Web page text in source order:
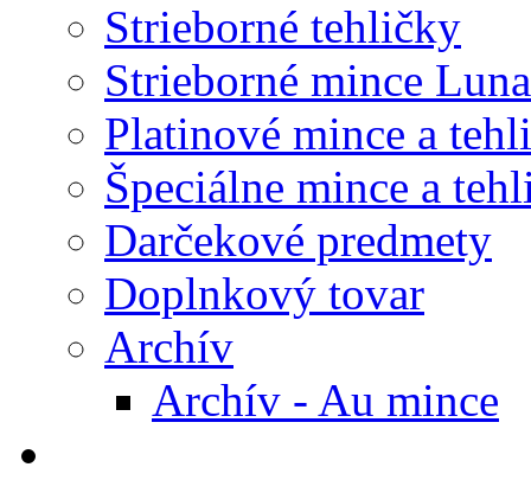
Strieborné tehličky
Strieborné mince
Platinové mince a
Špeciálne mince a
Darčekové predmety
Doplnkový tovar
Archív
Archív - Au mince